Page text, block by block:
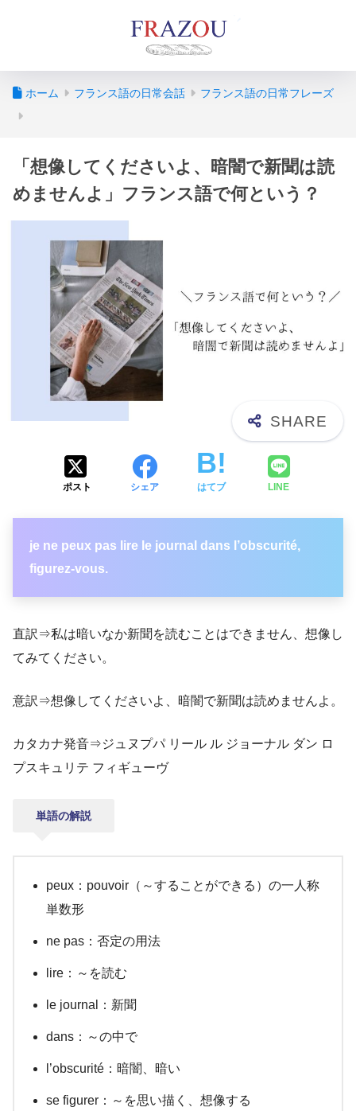
ホーム フランス語の日常会話 フランス語の日常フレーズ
「想像してくださいよ、暗闇で新聞は読
めませんよ」フランス語で何という？
ポスト シェア はてブ LINE
je ne peux pas lire le journal dans l’obscurité,
figurez-vous.
直訳⇒私は暗いなか新聞を読むことはできません、想像し
てみてください。
意訳⇒想像してくださいよ、暗闇で新聞は読めませんよ。
カタカナ発音⇒ジュヌプパ リール ル ジョーナル ダン ロ
プスキュリテ フィギューヴ
単語の解説
peux：pouvoir（～することができる）の一人称
単数形
ne pas：否定の用法
lire：～を読む
le journal：新聞
dans：～の中で
l’obscurité：暗闇、暗い
se figurer：～を思い描く、想像する